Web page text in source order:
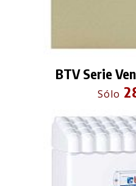
BTV Serie
Sólo